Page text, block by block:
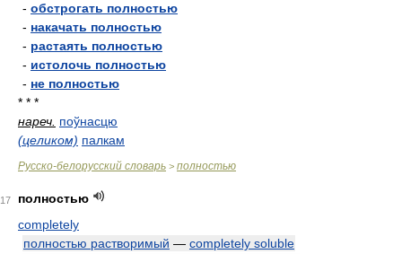
- обстрогать полностью
- накачать полностью
- растаять полностью
- истолочь полностью
- не полностью
* * *
нареч. поўнасцю
(целиком) палкам
Русско-белорусский словарь > полностью
17
полностью
completely
полностью растворимый — completely soluble